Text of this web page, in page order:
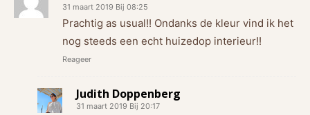
31 maart 2019 Bij 08:25
Prachtig as usual!! Ondanks de kleur vind ik het
nog steeds een echt huizedop interieur!!
Reageer
Judith Doppenberg
31 maart 2019 Bij 20:17